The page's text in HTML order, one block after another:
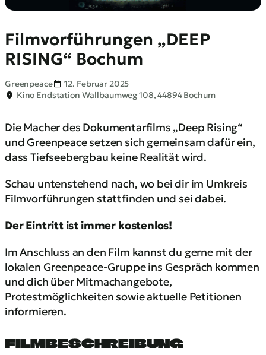
Filmvorführungen „DEEP
RISING“ Bochum
Greenpeace
12. Februar 2025
Kino Endstation Wallbaumweg 108, 44894 Bochum
Die Macher des Dokumentarfilms „Deep Rising“
und Greenpeace setzen sich gemeinsam dafür ein,
dass Tiefseebergbau keine Realität wird.
Schau untenstehend nach, wo bei dir im Umkreis
Filmvorführungen stattfinden und sei dabei.
Der Eintritt ist immer kostenlos!
Im Anschluss an den Film kannst du gerne mit der
lokalen Greenpeace-Gruppe ins Gespräch kommen
und dich über Mitmachangebote,
Protestmöglichkeiten sowie aktuelle Petitionen
informieren.
FILMBESCHREIBUNG